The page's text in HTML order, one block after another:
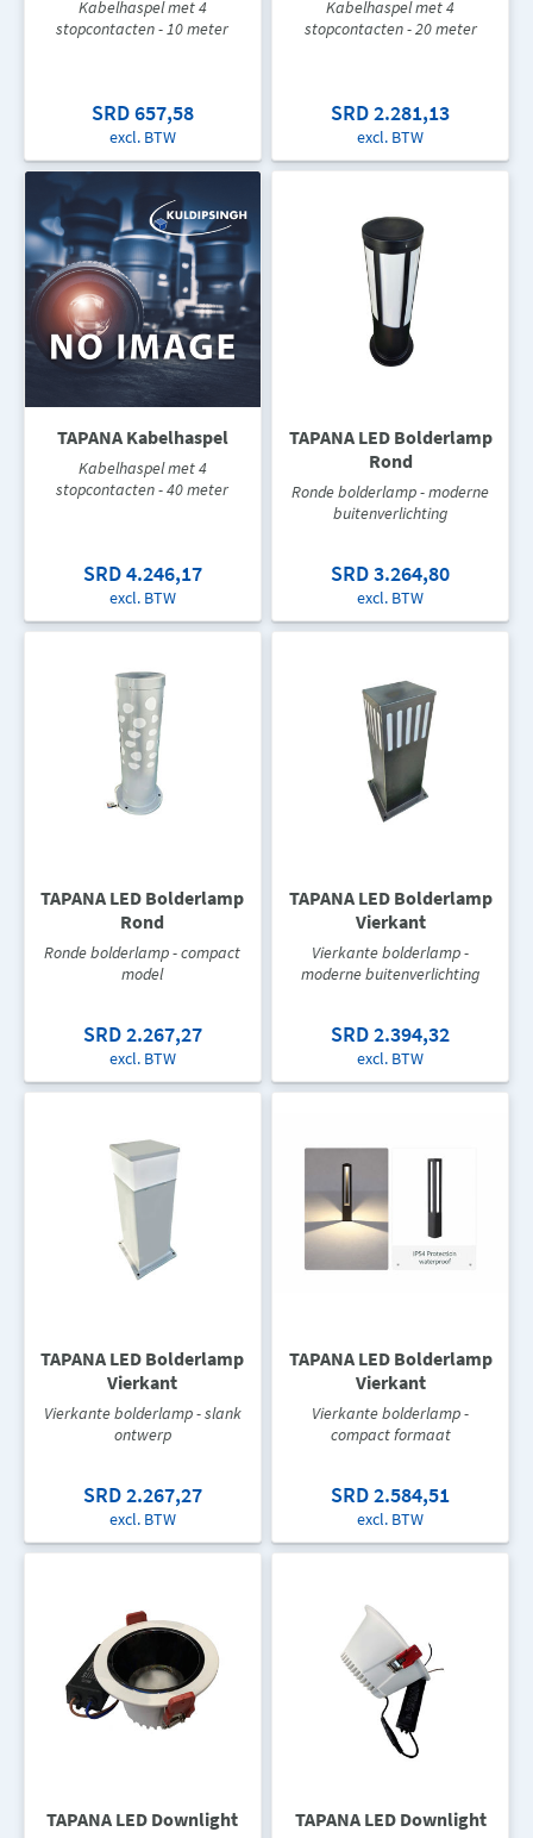
Kabelhaspel met 4
stopcontacten - 10 meter
SRD 657,58
excl. BTW
Kabelhaspel met 4
stopcontacten - 20 meter
SRD 2.281,13
excl. BTW
TAPANA Kabelhaspel
Kabelhaspel met 4
stopcontacten - 40 meter
SRD 4.246,17
excl. BTW
TAPANA LED Bolderlamp
Rond
Ronde bolderlamp - moderne
buitenverlichting
SRD 3.264,80
excl. BTW
TAPANA LED Bolderlamp
Rond
Ronde bolderlamp - compact
model
SRD 2.267,27
excl. BTW
TAPANA LED Bolderlamp
Vierkant
Vierkante bolderlamp -
moderne buitenverlichting
SRD 2.394,32
excl. BTW
TAPANA LED Bolderlamp
Vierkant
Vierkante bolderlamp - slank
ontwerp
SRD 2.267,27
excl. BTW
TAPANA LED Bolderlamp
Vierkant
Vierkante bolderlamp -
compact formaat
SRD 2.584,51
excl. BTW
TAPANA LED Downlight TAPANA LED Downlight